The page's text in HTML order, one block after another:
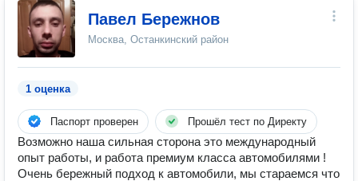
Павел Бережнов
Москва, Останкинский район
1 оценка
Паспорт проверен Прошёл тест по Директу
Возможно наша сильная сторона это международный
опыт работы, и работа премиум класса автомобилями !
Очень бережный подход к автомобили, мы стараемся что